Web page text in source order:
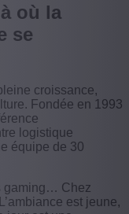
où la
se
croissance,
Fondée en 1993
logistique
équipe de 30
gaming… Chez
est jeune,